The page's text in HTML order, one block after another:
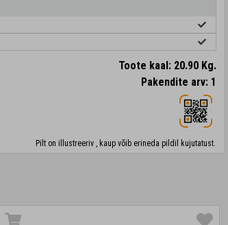
Toote kaal: 20.90 Kg.
Pakendite arv: 1
Pilt on illustreeriv , kaup võib erineda pildil kujutatust.